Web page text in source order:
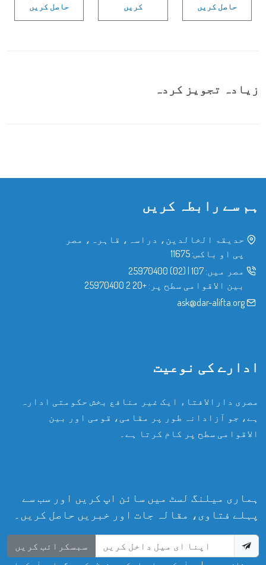
حاصل کریں
کریں
حاصل کریں
زیادہ تجویز کردہ
ہم سے رابطہ کریں
حدیقۃ الخالدین، دراسہ، قاہرہ، مصر
پی او باکس: 11675
مصر میں: 107
|
(02) 25970400
بین الاقوامی سطح پر: +20 2 25970400
ask@dar-alifta.org
ادارے کی نوعیت
مصری دارالافتاء ایک غیر منافع بخش حکومتی ادارہ
ہے، جو آزادانہ طور پر مقامی، قومی اور بین
الاقوامی سطح پر کام کرتا ہے۔
ہماری میلنگ لسٹ میں سائن اپ کریں اور سب سے
پہلے فتاوی، مقالہ جات اور خبریں حاصل کریں۔
سبسکرائب کریں